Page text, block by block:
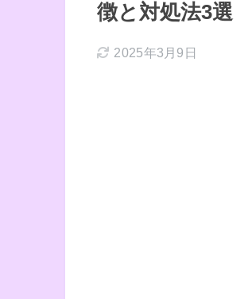
徴と対処法3選
2025年3月9日